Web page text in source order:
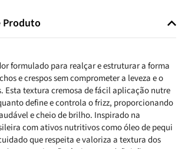
Produto
formulado para realçar e estruturar a forma
e crespos sem comprometer a leveza e o
Esta textura cremosa de fácil aplicação nutre
define e controla o frizz, proporcionando
e cheio de brilho. Inspirado na
com ativos nutritivos como óleo de pequi
que respeita e valoriza a textura dos